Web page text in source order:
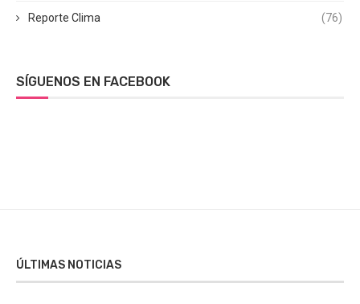
Reporte Clima (76)
SÍGUENOS EN FACEBOOK
ÚLTIMAS NOTICIAS